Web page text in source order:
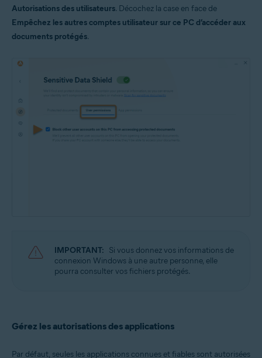
Autorisations des utilisateurs. Décochez la case en face de
Empêchez les autres comptes utilisateur sur ce PC d’accéder aux
documents protégés.
IMPORTANT: Si vous donnez vos informations de
connexion Windows à une autre personne, elle
pourra consulter vos fichiers protégés.
Gérez les autorisations des applications
Par défaut, seules les applications connues et fiables sont autorisées